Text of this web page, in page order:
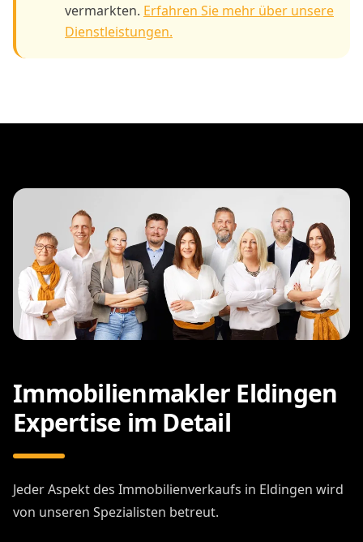
vermarkten. Erfahren Sie mehr über unsere
Dienstleistungen.
Immobilienmakler Eldingen
Expertise im Detail
Jeder Aspekt des Immobilienverkaufs in Eldingen wird
von unseren Spezialisten betreut.